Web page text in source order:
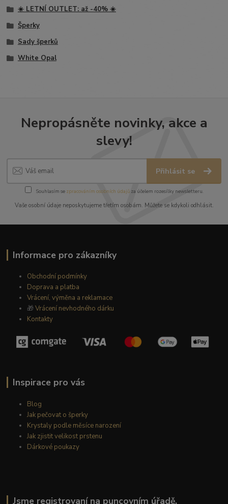
☀️ LETNÍ OUTLET: až -40% ☀️
Šperky
Sady šperků
White Opal
Nepropásněte novinky, akce a
slevy!
Přihlásit se
Souhlasím se zpracováním osobních údajůza účelem rozesílky newsletteru.
Vaše osobní údaje neposkytujeme třetím osobám. Můžete se kdykoli odhlásit.
Informace pro zákazníky
Obchodní podmínky
Doprava a platba
Vrácení, výměna a reklamace
🎁Vrácení nevhodného dárku
Kontakty
Inspirace pro vás
Blog
Jak pečovat o šperky
Krystaly podle měsíce narození
Jak zjistit velikost prstenu
Dárkové poukazy
Jsme registrovaní na puncovním úřadě.